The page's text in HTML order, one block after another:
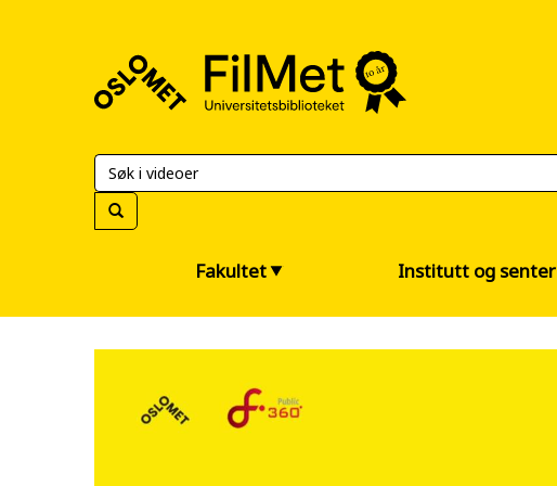
Universitetsbiblioteket
Fakultet Institutt og senter